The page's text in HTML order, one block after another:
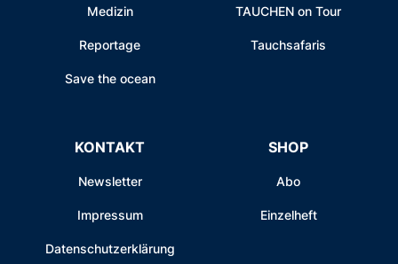
Medizin
Reportage
Save the ocean
TAUCHEN on Tour
Tauchsafaris
KONTAKT
Newsletter
Impressum
Datenschutzerklärung
SHOP
Abo
Einzelheft